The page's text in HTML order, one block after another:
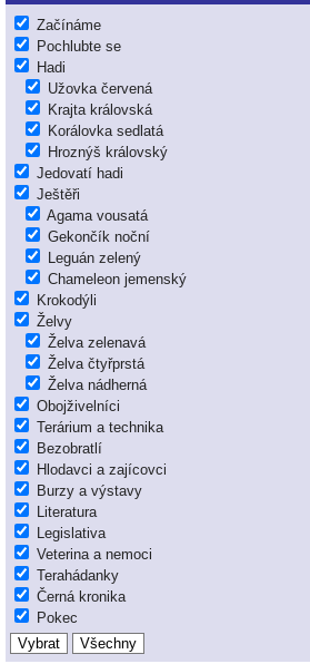
Začínáme
Pochlubte se
Hadi
Užovka červená
Krajta královská
Korálovka sedlatá
Hroznýš královský
Jedovatí hadi
Ještěři
Agama vousatá
Gekončík noční
Leguán zelený
Chameleon jemenský
Krokodýli
Želvy
Želva zelenavá
Želva čtyřprstá
Želva nádherná
Obojživelníci
Terárium a technika
Bezobratlí
Hlodavci a zajícovci
Burzy a výstavy
Literatura
Legislativa
Veterina a nemoci
Terahádanky
Černá kronika
Pokec